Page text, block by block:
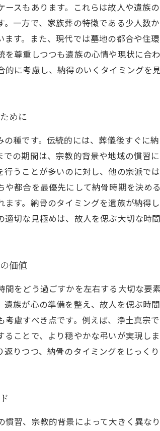
スもあります。これらは故人や遺族
一方で、家族葬の特徴である少人数
す。また、現代では墓地の都合や住
尊重しつつも遺族の心情や現状に合
に考慮し、納得のいくタイミングを
めに
種です。伝統的には、葬儀後すぐに
の期間は、宗教的背景や地域の慣習
うことが多いのに対し、他の宗派で
都合を最優先にして納骨時期を決め
す。納骨のタイミングを遺族が納得
切な見極めは、故人を偲ぶ大切な時間
価値
をどう過ごすかを左右する大切な要
族が心の準備を整え、故人を偲ぶ時
慮すべき点です。例えば、浄土真宗
ことで、より穏やかな弔いが実現し
りつつ、納骨のタイミングをじっくり
習、宗教的背景によって大きく異な